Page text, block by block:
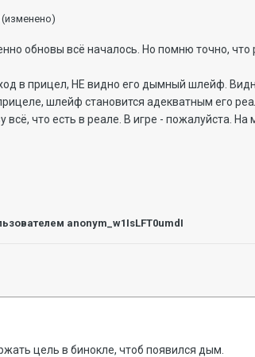
(изменено)
обновы всё началось. Но помню точно, что
в прицел, НЕ видно его дымный шлейф.
шлейф становится адекватным его
что есть в реале. В игре - пожалуйста. На
anonym_w1IsLFT0umdI
цель в бинокле, чтоб появился дым.